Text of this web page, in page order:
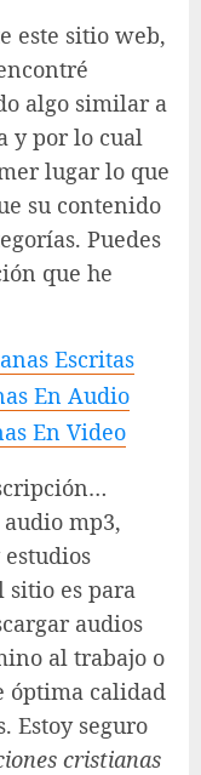
este sitio web,
algo similar a
y por lo cual
lugar lo que
su contenido
Puedes
que he
Escritas
En Audio
En Video
mp3,
es para
audios
al trabajo o
óptima calidad
Estoy seguro
cristianas